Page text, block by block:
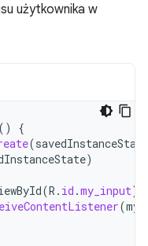
użytkownika w
()
{
(savedInstanceState
)
(R . id .my_input)
(